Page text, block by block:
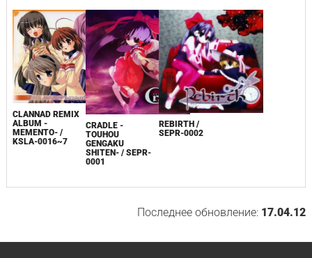
CLANNAD REMIX
ALBUM -
MEMENTO- /
KSLA-0016~7
CRADLE -
TOUHOU
GENGAKU
SHITEN- / SEPR-
0001
REBIRTH /
SEPR-0002
Последнее обновление: 17.04.12